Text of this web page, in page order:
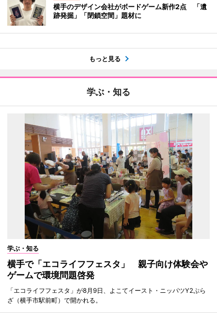
横手のデザイン会社がボードゲーム新作2点 「遺
跡発掘」「閉鎖空間」題材に
もっと見る
学ぶ・知る
学ぶ・知る
横手で「エコライフフェスタ」 親子向け体験会や
ゲームで環境問題啓発
「エコライフフェスタ」が8月9日、よこてイースト・ニッパツY2ぷら
ざ（横手市駅前町）で開かれる。